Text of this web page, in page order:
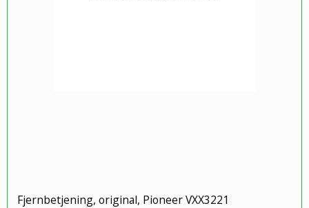
Fjernbetjening, original, Pioneer VXX3221